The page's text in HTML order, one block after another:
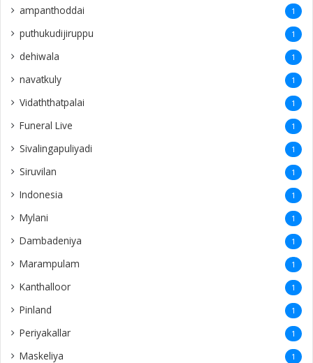
ampanthoddai 1
puthukudijiruppu 1
dehiwala 1
navatkuly 1
Vidaththatpalai 1
Funeral Live 1
Sivalingapuliyadi 1
Siruvilan 1
Indonesia 1
Mylani 1
Dambadeniya 1
Marampulam 1
Kanthalloor 1
Pinland 1
Periyakallar 1
Maskeliya 1